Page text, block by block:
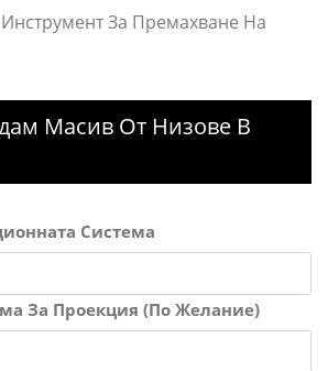
За Премахване На
Масив От Низове В
Система
За Проекция (По Желание)